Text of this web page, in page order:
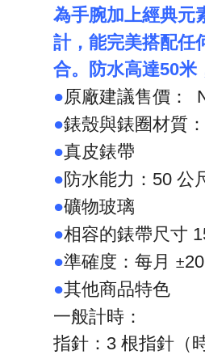
為手腕加上經典元
計，能完美搭配任
合。防水高達50米
●原廠建議售價：
●錶殼與錶圈材質
●真皮錶帶
●防水能力： 50 公
●礦物玻璃
●相容的錶帶尺寸
●準確度：每月 ±
●其他商品特色
一般計時：
指針： 3 根指針（